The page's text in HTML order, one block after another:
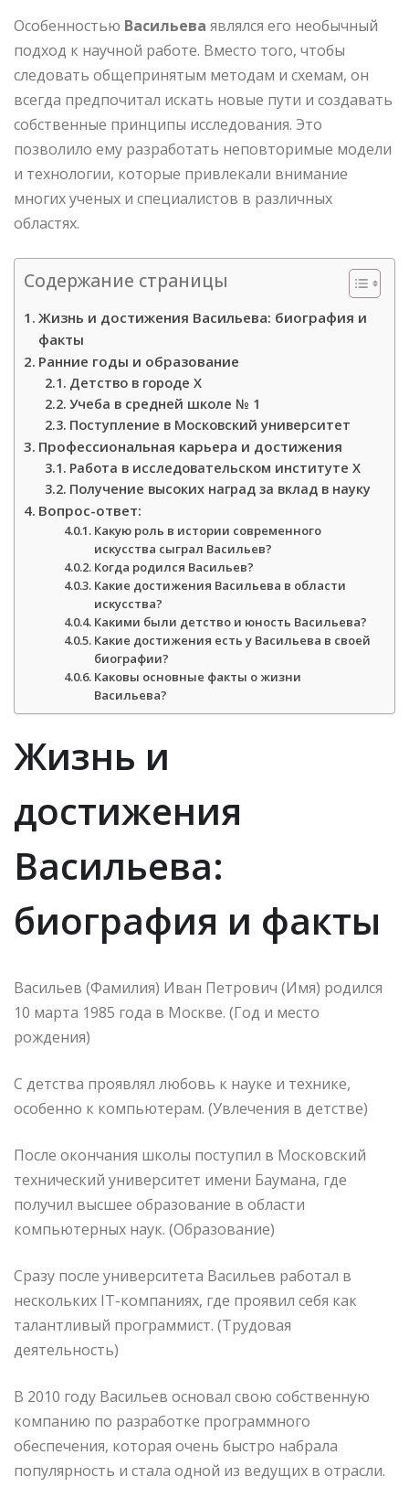
Особенностью Васильева являлся его необычный
подход к научной работе. Вместо того, чтобы
следовать общепринятым методам и схемам, он
всегда предпочитал искать новые пути и создавать
собственные принципы исследования. Это
позволило ему разработать неповторимые модели
и технологии, которые привлекали внимание
многих ученых и специалистов в различных
областях.
Содержание страницы
Жизнь и достижения Васильева: биография и
факты
Ранние годы и образование
Детство в городе Х
Учеба в средней школе № 1
Поступление в Московский университет
Профессиональная карьера и достижения
Работа в исследовательском институте Х
Получение высоких наград за вклад в науку
Вопрос-ответ:
Какую роль в истории современного
искусства сыграл Васильев?
Когда родился Васильев?
Какие достижения Васильева в области
искусства?
Какими были детство и юность Васильева?
Какие достижения есть у Васильева в своей
биографии?
Каковы основные факты о жизни
Васильева?
Жизнь и
достижения
Васильева:
биография и факты
Васильев (Фамилия) Иван Петрович (Имя) родился
10 марта 1985 года в Москве. (Год и место
рождения)
С детства проявлял любовь к науке и технике,
особенно к компьютерам. (Увлечения в детстве)
После окончания школы поступил в Московский
технический университет имени Баумана, где
получил высшее образование в области
компьютерных наук. (Образование)
Сразу после университета Васильев работал в
нескольких IT-компаниях, где проявил себя как
талантливый программист. (Трудовая
деятельность)
В 2010 году Васильев основал свою собственную
компанию по разработке программного
обеспечения, которая очень быстро набрала
популярность и стала одной из ведущих в отрасли.